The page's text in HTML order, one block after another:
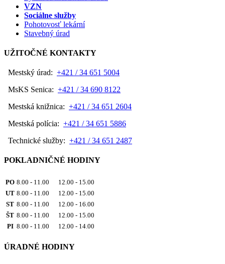
VZN
Sociálne služby
Pohotovosť lekární
Stavebný úrad
UŽITOČNÉ KONTAKTY
Mestský úrad: +421 / 34 651 5004
MsKS Senica: +421 / 34 690 8122
Mestská knižnica: +421 / 34 651 2604
Mestská polícia: +421 / 34 651 5886
Technické služby: +421 / 34 651 2487
POKLADNIČNÉ HODINY
PO 8.00 - 11.00 12.00 - 15.00
UT 8.00 - 11.00 12.00 - 15.00
ST 8.00 - 11.00 12.00 - 16.00
ŠT 8.00 - 11.00 12.00 - 15.00
PI 8.00 - 11.00 12.00 - 14.00
ÚRADNÉ HODINY